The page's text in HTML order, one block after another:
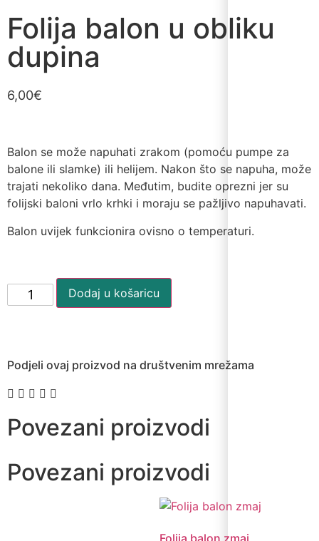
Folija balon u obliku
dupina
6,00€
Balon se može napuhati zrakom (pomoću pumpe za
balone ili slamke) ili helijem. Nakon što se napuha, može
trajati nekoliko dana. Međutim, budite oprezni jer su
folijski baloni vrlo krhki i moraju se pažljivo napuhavati.
Balon uvijek funkcionira ovisno o temperaturi.
Dodaj u košaricu
Podjeli ovaj proizvod na društvenim mrežama
Povezani proizvodi
Povezani proizvodi